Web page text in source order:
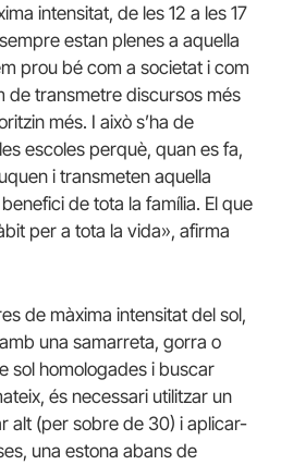
intensitat, de les 12 a les 17
estan plenes a aquella
prou bé com a societat i com
de transmetre discursos més
més. I això s’ha de
escoles perquè, quan es fa,
i transmeten aquella
de tota la família. El que
per a tota la vida», afirma
de màxima intensitat del sol,
una samarreta, gorra o
sol homologades i buscar
és necessari utilitzar un
alt (per sobre de 30) i aplicar-
una estona abans de